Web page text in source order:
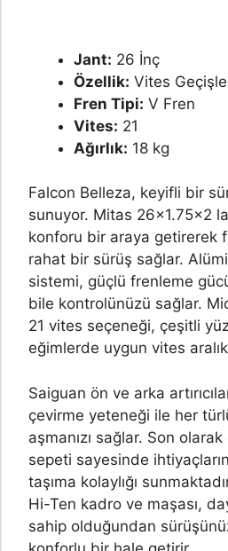
Jant: 26 İnç
Özellik: Vites
Fren Tipi: V Fren
Vites: 21
Ağırlık: 18 kg
Falcon Belleza, keyifli bir
sunuyor. Mitas 26×1.75×2
konforu bir araya getirerek
rahat bir sürüş sağlar.
sistemi, güçlü frenleme
bile kontrolünüzü sağlar.
21 vites seçeneği, çeşitli
eğimlerde uygun vites
Saiguan ön ve arka
çevirme yeteneği ile her
aşmanızı sağlar. Son
sepeti sayesinde
taşıma kolaylığı
Hi-Ten kadro ve maşası,
sahip olduğundan